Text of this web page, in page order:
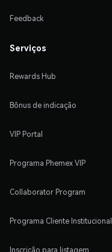
Feedback
Serviços
Rewards Hub
Bônus de indicação
VIP Portal
Programa Phemex VIP
Collaborator Program
Programa Cliente Institucional
Inscrição para listagem